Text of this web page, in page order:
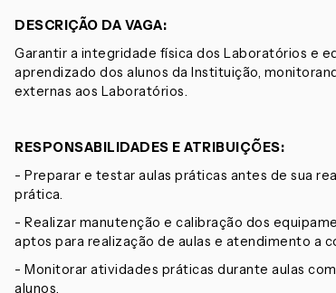
DESCRIÇÃO DA VAGA:
Garantir a integridade física dos Laboratórios e
aprendizado dos alunos da Instituição,
externas aos Laboratórios.
RESPONSABILIDADES E ATRIBUIÇÕES:
- Preparar e testar aulas práticas antes de sua
prática.
- Realizar manutenção e calibração dos
aptos para realização de aulas e atendimento a
- Monitorar atividades práticas durante aulas
alunos.